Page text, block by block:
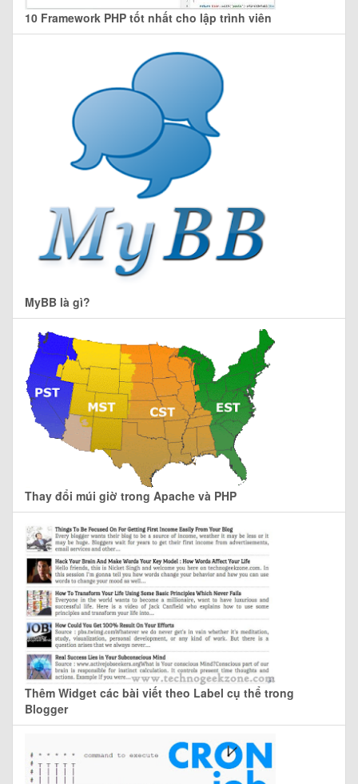
10 Framework PHP tốt nhất cho lập trình viên
MyBB là gì?
Thay đổi múi giờ trong Apache và PHP
Thêm Widget các bài viết theo Label cụ thể trong
Blogger